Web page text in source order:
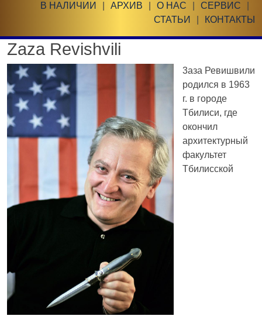
В НАЛИЧИИ АРХИВ О НАС СЕРВИС
СТАТЬИ
КОНТАКТЫ
Zaza Revishvili
3аза Ревишвили
родился в 1963
г. в городе
Тбилиси, где
окончил
архитектурный
факультет
Тбилисской